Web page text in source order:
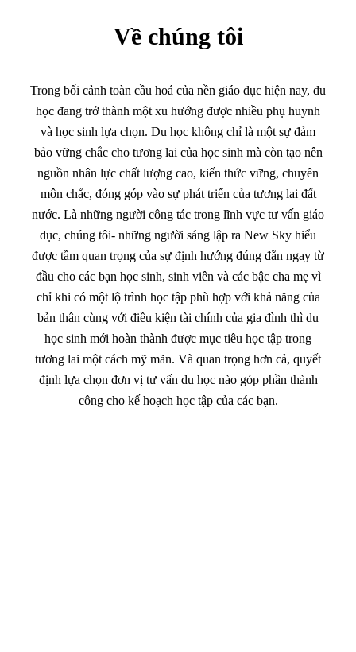
Về chúng tôi
Trong bối cảnh toàn cầu hoá của nền giáo dục hiện nay, du
học đang trở thành một xu hướng được nhiều phụ huynh
và học sinh lựa chọn. Du học không chỉ là một sự đảm
bảo vững chắc cho tương lai của học sinh mà còn tạo nên
nguồn nhân lực chất lượng cao, kiến thức vững, chuyên
môn chắc, đóng góp vào sự phát triển của tương lai đất
nước. Là những người công tác trong lĩnh vực tư vấn giáo
dục, chúng tôi- những người sáng lập ra New Sky hiểu
được tầm quan trọng của sự định hướng đúng đắn ngay từ
đầu cho các bạn học sinh, sinh viên và các bậc cha mẹ vì
chỉ khi có một lộ trình học tập phù hợp với khả năng của
bản thân cùng với điều kiện tài chính của gia đình thì du
học sinh mới hoàn thành được mục tiêu học tập trong
tương lai một cách mỹ mãn. Và quan trọng hơn cả, quyết
định lựa chọn đơn vị tư vấn du học nào góp phần thành
công cho kế hoạch học tập của các bạn.